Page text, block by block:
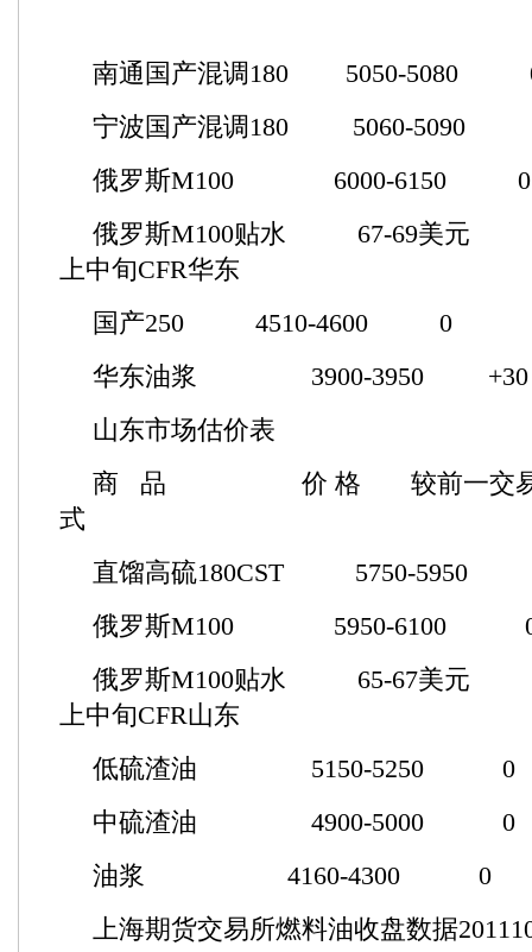
南通国产混调180 5050-
宁波国产混调180 5060-
俄罗斯M100 6000-
俄罗斯M100贴水 67-69
上中旬CFR华东
国产250 4510-4600 0
华东油浆 3900-3950
山东市场估价表
商 品 价 格 较前一交易日
式
直馏高硫180CST 5750-
俄罗斯M100 5950-
俄罗斯M100贴水 65-67
上中旬CFR山东
低硫渣油 5150-5250
中硫渣油 4900-5000
油浆 4160-4300 0
上海期货交易所燃料油收盘数据